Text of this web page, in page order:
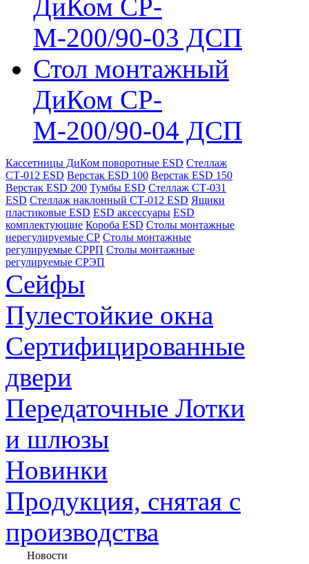
ДиКом СР-
М-200/90-03 ДСП
Стол монтажный
ДиКом СР-
М-200/90-04 ДСП
Кассетницы ДиКом поворотные ESD Стеллаж
СТ-012 ESD Верстак ESD 100 Верстак ESD 150
Верстак ESD 200 Тумбы ESD Стеллаж СТ-031
ESD Стеллаж наклонный СТ-012 ESD Ящики
пластиковые ESD ESD аксессуары ESD
комплектующие Короба ESD Столы монтажные
нерегулируемые СР Столы монтажные
регулируемые СРРП Столы монтажные
регулируемые СРЭП
Сейфы
Пулестойкие окна
Сертифицированные
двери
Передаточные Лотки
и шлюзы
Новинки
Продукция, снятая с
производства
Новости